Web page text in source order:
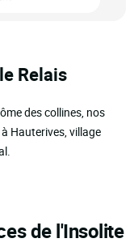
Relais
des collines, nos
Hauterives, village
de l'Insolite